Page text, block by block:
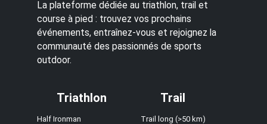
La plateforme dédiée au triathlon, trail et
course à pied : trouvez vos prochains
événements, entraînez-vous et rejoignez la
communauté des passionnés de sports
outdoor.
Triathlon
Half Ironman
Trail
Trail long (>50 km)